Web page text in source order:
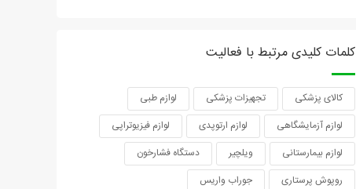
کلمات کلیدی مرتبط با فعالیت
کالای پزشکی تجهیزات پزشکی
لوازم طبی
لوازم آزمایشگاهی
لوازم ارتوپدی
لوازم فیزیوتراپی
لوازم بیمارستانی
ویلچیر
دستگاه فشارخون
روپوش پرستاری
جوراب واریس